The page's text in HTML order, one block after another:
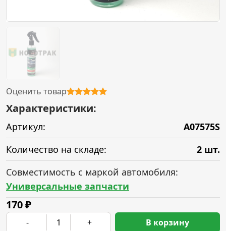
Оценить товар
Характеристики:
Артикул:
A07575S
Количество на складе:
2 шт.
Совместимость с маркой автомобиля:
Универсальные запчасти
170₽
- + В корзину